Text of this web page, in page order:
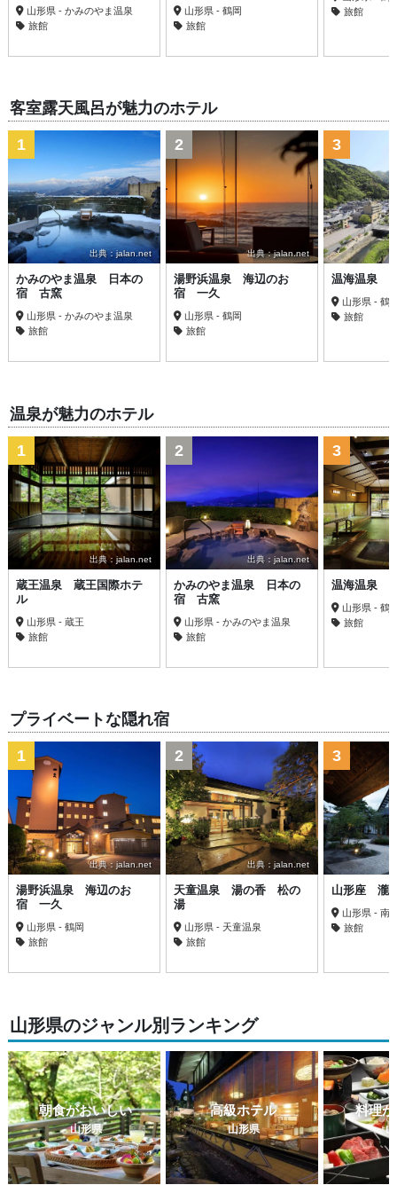
山形県 - かみのやま温泉
旅館
山形県 - 鶴岡
旅館
旅館
客室露天風呂が魅力のホテル
出典：jalan.net
1
かみのやま温泉 日本の
宿 古窯
山形県 - かみのやま温泉
旅館
出典：jalan.net
2
湯野浜温泉 海辺のお
宿 一久
山形県 - 鶴岡
旅館
3
温海温泉
山形県 - 鶴
旅館
温泉が魅力のホテル
出典：jalan.net
1
蔵王温泉 蔵王国際ホテ
ル
山形県 - 蔵王
旅館
出典：jalan.net
2
かみのやま温泉 日本の
宿 古窯
山形県 - かみのやま温泉
旅館
3
温海温泉
山形県 - 鶴
旅館
プライベートな隠れ宿
出典：jalan.net
1
湯野浜温泉 海辺のお
宿 一久
山形県 - 鶴岡
旅館
出典：jalan.net
2
天童温泉 湯の香 松の
湯
山形県 - 天童温泉
旅館
3
山形座 瀧
山形県 - 南
旅館
山形県のジャンル別ランキング
朝食がおいしい
山形県
高級ホテル
山形県
料理